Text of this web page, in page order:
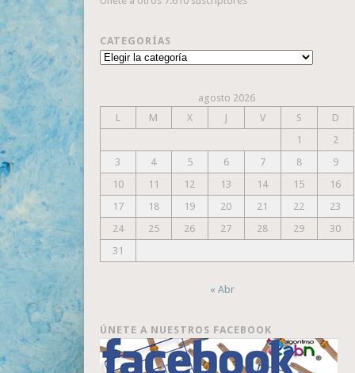
CATEGORÍAS
Categorías
agosto 2026
L
M X J V S
D
1
2
3
4 5 6 7 8
9
10
11 12 13 14 15
16
17
18 19 20 21 22
23
24
25 26 27 28 29
30
31
« Abr
ÚNETE A NUESTROS FACEBOOK